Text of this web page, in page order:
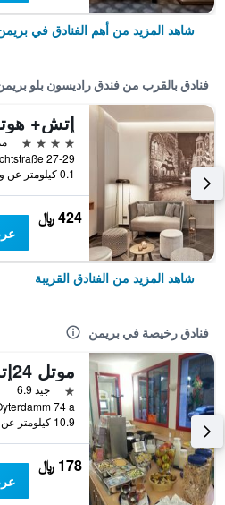
شاهد المزيد من أهم الفنادق في
فنادق بالقرب من فندق راديسون بلو
4 نجوم
0.1 كيلومتر عن وسط المدينة
424 ﷼
شاهد المزيد من الفنادق القريبة
فنادق رخيصة في بريمن
نجمة واحدة
جيد 6.9
10.9 كيلومتر عن وسط المدينة
178 ﷼